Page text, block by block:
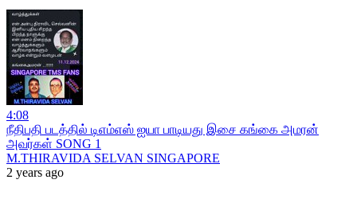
4:08
நீதிபதி படத்தில் டிஎம்எஸ் ஐயா பாடியது இசை கங்கை அமரன்
அவர்கள் SONG 1
M.THIRAVIDA SELVAN SINGAPORE
2 years ago